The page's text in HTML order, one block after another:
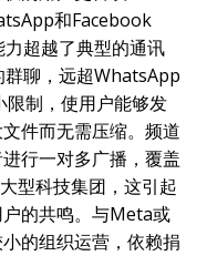
和Facebook
超越了典型的通讯
聊，远超WhatsApp
限制，使用户能够发
件而无需压缩。频道
行一对多广播，覆盖
型科技集团，这引起
的共鸣。与Meta或
的组织运营，依赖捐